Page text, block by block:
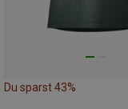
Du sparst 43%